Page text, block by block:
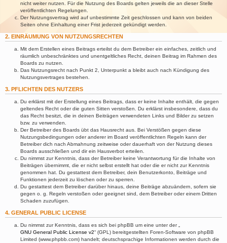
nicht weiter nutzen. Für die Nutzung des Boards gelten jeweils die an dieser Stelle
veröffentlichten Regelungen.
Der Nutzungsvertrag wird auf unbestimmte Zeit geschlossen und kann von beiden
Seiten ohne Einhaltung einer Frist jederzeit gekündigt werden.
2. EINRÄUMUNG VON NUTZUNGSRECHTEN
Mit dem Erstellen eines Beitrags erteilst du dem Betreiber ein einfaches, zeitlich und
räumlich unbeschränktes und unentgeltliches Recht, deinen Beitrag im Rahmen des
Boards zu nutzen.
Das Nutzungsrecht nach Punkt 2, Unterpunkt a bleibt auch nach Kündigung des
Nutzungsvertrages bestehen.
3. PFLICHTEN DES NUTZERS
Du erklärst mit der Erstellung eines Beitrags, dass er keine Inhalte enthält, die gegen
geltendes Recht oder die guten Sitten verstoßen. Du erklärst insbesondere, dass du
das Recht besitzt, die in deinen Beiträgen verwendeten Links und Bilder zu setzen
bzw. zu verwenden.
Der Betreiber des Boards übt das Hausrecht aus. Bei Verstößen gegen diese
Nutzungsbedingungen oder anderer im Board veröffentlichten Regeln kann der
Betreiber dich nach Abmahnung zeitweise oder dauerhaft von der Nutzung dieses
Boards ausschließen und dir ein Hausverbot erteilen.
Du nimmst zur Kenntnis, dass der Betreiber keine Verantwortung für die Inhalte von
Beiträgen übernimmt, die er nicht selbst erstellt hat oder die er nicht zur Kenntnis
genommen hat. Du gestattest dem Betreiber, dein Benutzerkonto, Beiträge und
Funktionen jederzeit zu löschen oder zu sperren.
Du gestattest dem Betreiber darüber hinaus, deine Beiträge abzuändern, sofern sie
gegen o. g. Regeln verstoßen oder geeignet sind, dem Betreiber oder einem Dritten
Schaden zuzufügen.
4. GENERAL PUBLIC LICENSE
Du nimmst zur Kenntnis, dass es sich bei phpBB um eine unter der „
GNU General Public License v2“ (GPL) bereitgestellten Foren-Software von phpBB
Limited (www.phpbb.com) handelt; deutschsprachige Informationen werden durch die